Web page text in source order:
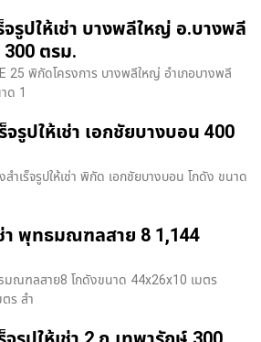
จรูปให้เช่า บางพลีใหญ่ อ.บางพลี
ตรม.
25 พิกัดโครงการ บางพลีใหญ่ อำเภอบางพลี
ด 1
จรูปให้เช่า เอกชัยบางบอน 400
สำเร็จรูปให้เช่า พิกัด เอกชัยบางบอน โกดัง ขนาด
า พุทธมณฑลสาย 8 1,144
มณฑลสาย8 โกดังขนาด 44x26x10 เมตร
ร สำ